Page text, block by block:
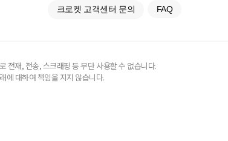
크로켓 고객센터 문의 FAQ
전재, 전송, 스크래핑 등 무단 사용할 수 없습니다.
에 대하여 책임을 지지 않습니다.